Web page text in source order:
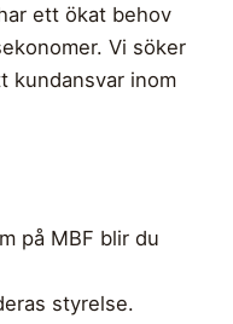
ett ökat behov
Vi söker
kundansvar inom
på MBF blir du
styrelse.